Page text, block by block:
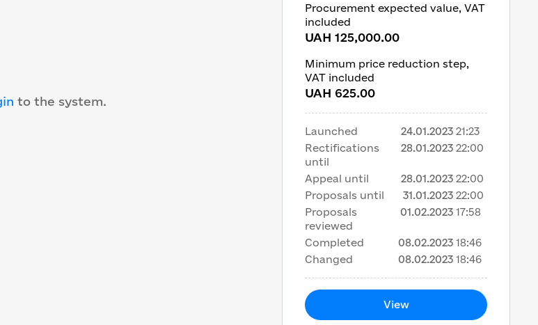
to the system.
Procurement expected value, VAT
included
UAH 125,000.00
Minimum price reduction step,
VAT included
UAH 625.00
Launched 24.01.2023 21:23
Rectifications
until
28.01.2023 22:00
Appeal until 28.01.2023 22:00
Proposals until
31.01.2023 22:00
Proposals
reviewed
01.02.2023 17:58
Completed 08.02.2023 18:46
Changed
08.02.2023 18:46
View